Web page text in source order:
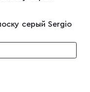
серый Sergio